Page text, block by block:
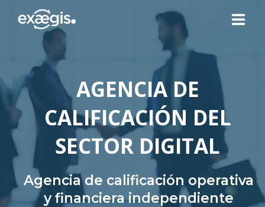
¿QUIÉNES SOMOS?
NUESTRAS OFERTAS
CONTACTO
Agencia de calificación operativa
y financiera independiente
AGENCIA DE
CALIFICACIÓN DEL
SECTOR DIGITAL